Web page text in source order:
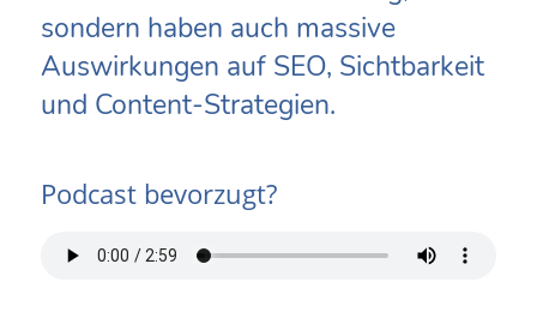
sondern haben auch massive
Auswirkungen auf SEO, Sichtbarkeit
und Content-Strategien.
Podcast bevorzugt?